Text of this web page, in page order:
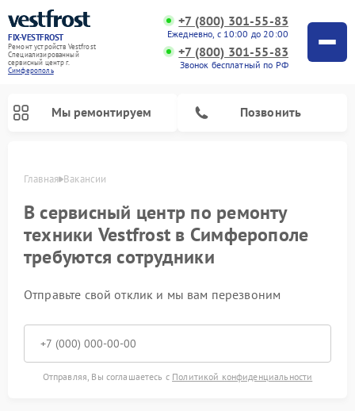
FIX-VESTFROST
Ремонт устройств Vestfrost
Специализированный
cервисный центр г.
Симферополь
+7 (800) 301-55-83
Ежедневно, с 10:00 до 20:00
+7 (800) 301-55-83
Звонок бесплатный по РФ
Мы ремонтируем Позвонить
Главная Вакансии
В сервисный центр по ремонту
техники Vestfrost в Симферополе
требуются сотрудники
Отправьте свой отклик и мы вам перезвоним
Отправляя, Вы соглашаетесь с Политикой конфиденциальности